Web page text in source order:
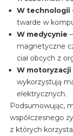
W technologii
twarde w
W medycynie
magnetyczne
ciał obcych z
W motoryzacji
wykorzystują
elektrycznych.
Podsumowując,
współczesnego
z których